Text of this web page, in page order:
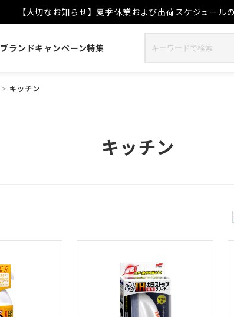
【大切なお知らせ】夏季休業および出荷スケジュール
ブランドキャンペーン特集
> キッチン
キッチン